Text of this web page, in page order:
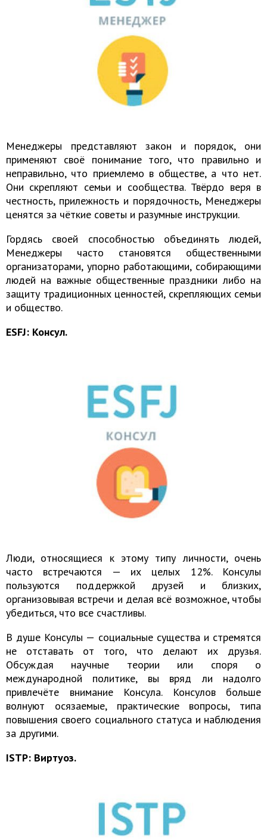
Менеджеры представляют закон и порядок, они
применяют своё понимание того, что правильно и
неправильно, что приемлемо в обществе, а что нет.
Они скрепляют семьи и сообщества. Твёрдо веря в
честность, прилежность и порядочность, Менеджеры
ценятся за чёткие советы и разумные инструкции.
Гордясь своей способностью объединять людей,
Менеджеры часто становятся общественными
организаторами, упорно работающими, собирающими
людей на важные общественные праздники либо на
защиту традиционных ценностей, скрепляющих семьи
и общество.
ESFJ: Консул.
Люди, относящиеся к этому типу личности, очень
часто встречаются — их целых 12%. Консулы
пользуются поддержкой друзей и близких,
организовывая встречи и делая всё возможное, чтобы
убедиться, что все счастливы.
В душе Консулы — социальные существа и стремятся
не отставать от того, что делают их друзья.
Обсуждая научные теории или споря о
международной политике, вы вряд ли надолго
привлечёте внимание Консула. Консулов больше
волнуют осязаемые, практические вопросы, типа
повышения своего социального статуса и наблюдения
за другими.
ISTP: Виртуоз.